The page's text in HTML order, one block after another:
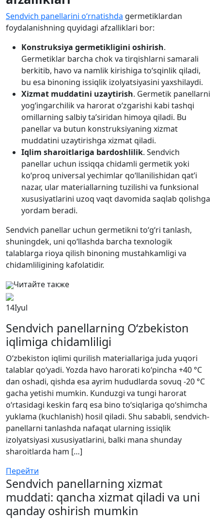
Sendvich panellarini o‘rnatishda germetiklardan
foydalanishning quyidagi afzalliklari bor:
Konstruksiya germetikligini oshirish.
Germetiklar barcha chok va tirqishlarni samarali
berkitib, havo va namlik kirishiga to‘sqinlik qiladi,
bu esa binoning issiqlik izolyatsiyasini yaxshilaydi.
Xizmat muddatini uzaytirish. Germetik panellarni
yog‘ingarchilik va harorat o‘zgarishi kabi tashqi
omillarning salbiy ta’siridan himoya qiladi. Bu
panellar va butun konstruksiyaning xizmat
muddatini uzaytirishga xizmat qiladi.
Iqlim sharoitlariga bardoshlilik. Sendvich
panellar uchun issiqqa chidamli germetik yoki
ko‘proq universal yechimlar qo‘llanilishidan qat’i
nazar, ular materiallarning tuzilishi va funksional
xususiyatlarini uzoq vaqt davomida saqlab qolishga
yordam beradi.
Sendvich panellar uchun germetikni to‘g‘ri tanlash,
shuningdek, uni qo‘llashda barcha texnologik
talablarga rioya qilish binoning mustahkamligi va
chidamliligining kafolatidir.
Читайте также
14Iyul
Sendvich panellarning O‘zbekiston
iqlimiga chidamliligi
O‘zbekiston iqlimi qurilish materiallariga juda yuqori
talablar qo‘yadi. Yozda havo harorati ko‘pincha +40 °C
dan oshadi, qishda esa ayrim hududlarda sovuq -20 °C
gacha yetishi mumkin. Kunduzgi va tungi harorat
o‘rtasidagi keskin farq esa bino to‘siqlariga qo‘shimcha
yuklama (kuchlanish) hosil qiladi. Shu sababli, sendvich-
panellarni tanlashda nafaqat ularning issiqlik
izolyatsiyasi xususiyatlarini, balki mana shunday
sharoitlarda ham […]
Перейти
Sendvich panellarning xizmat
muddati: qancha xizmat qiladi va uni
qanday oshirish mumkin